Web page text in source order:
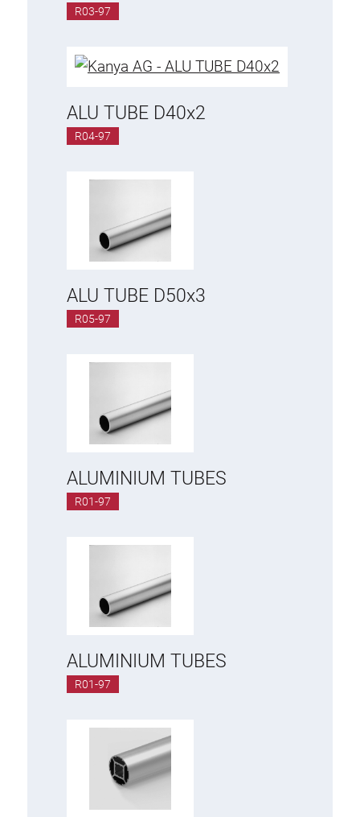
R03-97
ALU TUBE D40x2
R04-97
ALU TUBE D50x3
R05-97
ALUMINIUM TUBES
R01-97
ALUMINIUM TUBES
R01-97